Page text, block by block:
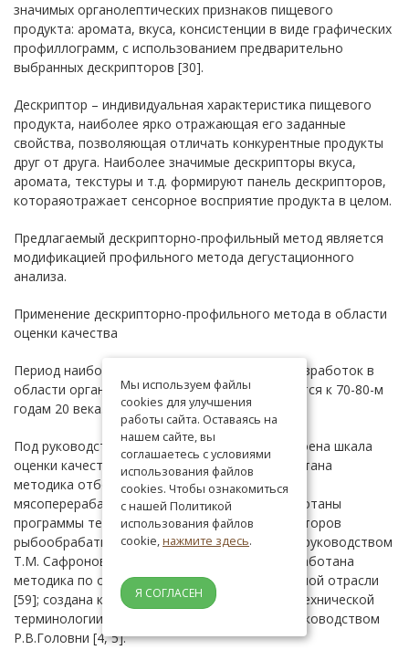
значимых органолептических признаков пищевого
продукта: аромата, вкуса, консистенции в виде графических
профиллограмм, с использованием предварительно
выбранных дескрипторов [30].
Дескриптор – индивидуальная характеристика пищевого
продукта, наиболее ярко отражающая его заданные
свойства, позволяющая отличать конкурентные продукты
друг от друга. Наиболее значимые дескрипторы вкуса,
аромата, текстуры и т.д. формируют панель дескрипторов,
котораяотражает сенсорное восприятие продукта в целом.
Предлагаемый дескрипторно-профильный метод является
модификацией профильного метода дегустационного
анализа.
Применение дескрипторно-профильного метода в области
оценки качества
Период наиболее активных отечественных разработок в
области органолептического анализа относится к 70-80-м
годам 20 века.
Под руководством Г.Л.Солнцевой была построена шкала
оценки качества мясных продуктов и разработана
методика отбора дегустаторов для
мясоперерабатывающей отрасли [27]; разработаны
программы тестирования подготовки дегустаторов
рыбообрабатывающей промышленности под руководством
Т.М. Сафроновой [21]; А.И. Чеботаревым разработана
методика по отбору дегустаторов для молочной отрасли
[59]; создана комиссия при комитете научно технической
терминологии при Академии наук СССР под руководством
Р.В.Головни [4, 5].
Мы используем файлы
cookies для улучшения
работы сайта. Оставаясь на
нашем сайте, вы
соглашаетесь с условиями
использования файлов
cookies. Чтобы ознакомиться
с нашей Политикой
использования файлов
cookie,нажмите здесь.
Я СОГЛАСЕН